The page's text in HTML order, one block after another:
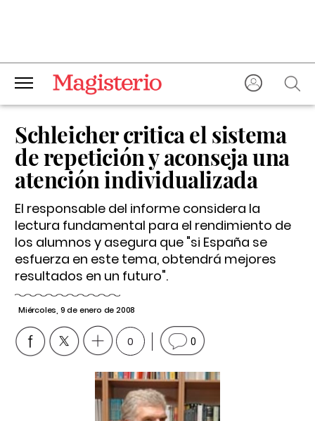
Schleicher critica el sistema
de repetición y aconseja una
atención individualizada
El responsable del informe considera la
lectura fundamental para el rendimiento de
los alumnos y asegura que "si España se
esfuerza en este tema, obtendrá mejores
resultados en un futuro".
Miércoles, 9 de enero de 2008
0 0